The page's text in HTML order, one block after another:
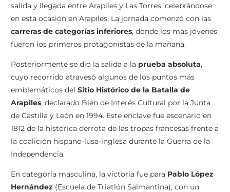
salida y llegada entre Arapiles y Las Torres, celebrándose
en esta ocasión en Arapiles. La jornada comenzó con las
carreras de categorías inferiores, donde los más jóvenes
fueron los primeros protagonistas de la mañana.
Posteriormente se dio la salida a la prueba absoluta,
cuyo recorrido atravesó algunos de los puntos más
emblemáticos del Sitio Histórico de la Batalla de
Arapiles, declarado Bien de Interés Cultural por la Junta
de Castilla y León en 1994. Este enclave fue escenario en
1812 de la histórica derrota de las tropas francesas frente a
la coalición hispano-lusa-inglesa durante la Guerra de la
Independencia.
En categoría masculina, la victoria fue para Pablo López
Hernández (Escuela de Triatlón Salmantina), con un